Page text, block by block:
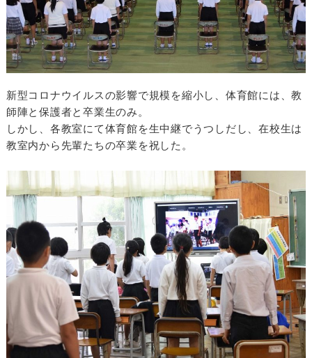
新型コロナウイルスの影響で規模を縮小し、体育館には、教
師陣と保護者と卒業生のみ。
しかし、各教室にて体育館を生中継でうつしだし、在校生は
教室内から先輩たちの卒業を祝した。